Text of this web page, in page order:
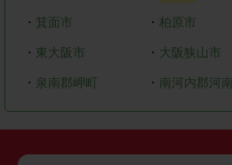
・ 箕面市 ・ 柏原市
・ 東大阪市 ・ 大阪狭山市
・ 泉南郡岬町 ・ 南河内郡河